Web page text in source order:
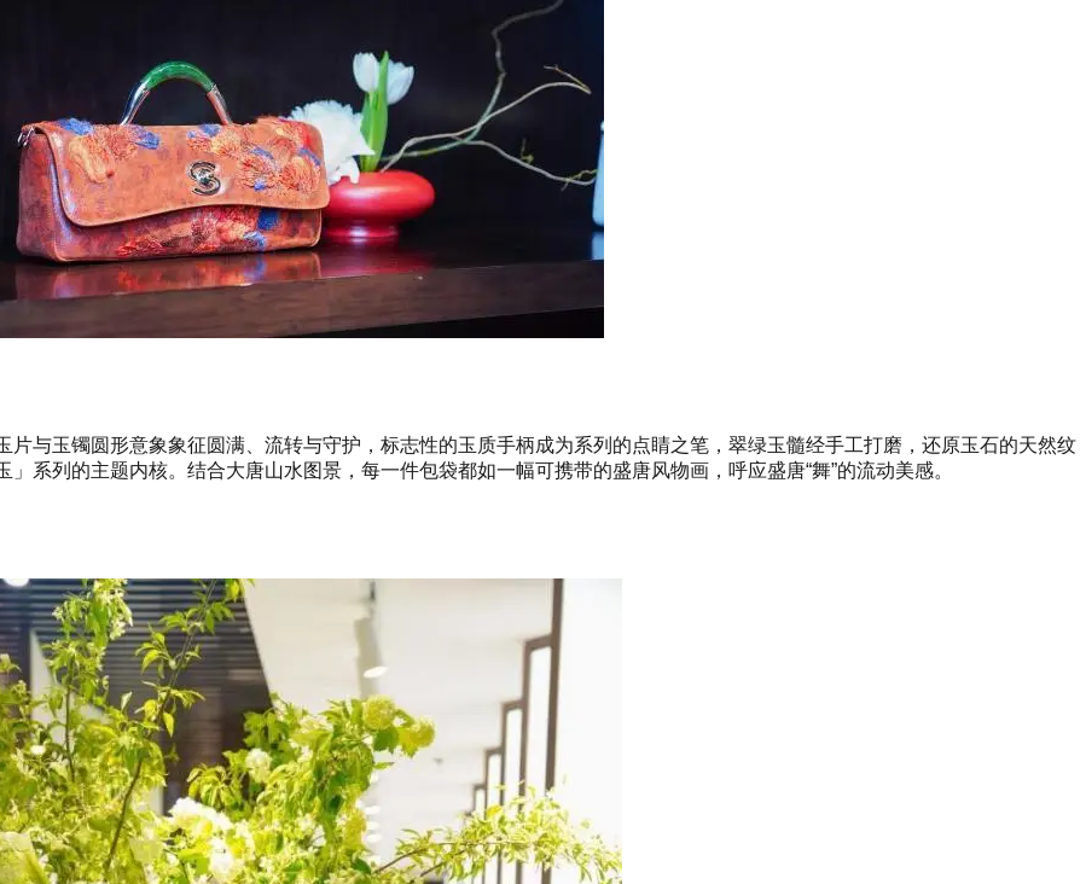
与玉镯圆形意象象征圆满、流转与守护，标志性的玉质手柄成为系列的点睛之笔，翠绿玉髓经手工打磨，还原玉石的天然纹
系列的主题内核。结合大唐山水图景，每一件包袋都如一幅可携带的盛唐风物画，呼应盛唐“舞”的流动美感。